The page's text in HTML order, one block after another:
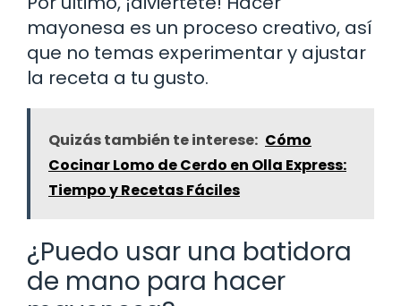
mayonesa es un proceso creativo, así
que no temas experimentar y ajustar
la receta a tu gusto.
Quizás también te interese: Cómo
Cocinar Lomo de Cerdo en Olla Express:
Tiempo y Recetas Fáciles
¿Puedo usar una batidora
de mano para hacer